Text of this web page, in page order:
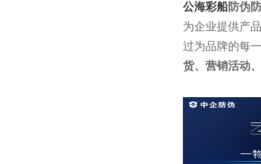
公海彩船防伪
为企业提供产
过为品牌的每
货、营销活动